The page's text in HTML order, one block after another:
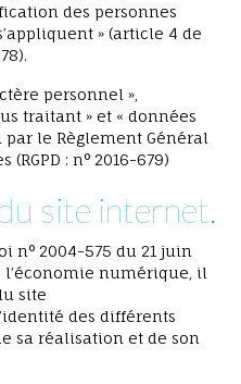
des personnes
» (article 4 de
personnel »,
traitant » et « données
le Règlement Général
: n° 2016-679)
site internet.
n° 2004-575 du 21 juin
numérique, il
site
des différents
sa réalisation et de son